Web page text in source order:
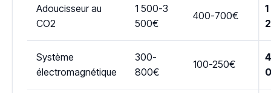
Adoucisseur au
CO2
1 500-3
500€
400-700€
Système
électromagnétique
300-
800€
100-250€